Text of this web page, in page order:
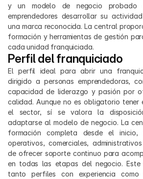
y un modelo de negocio probado
emprendedores desarrollar su
una marca reconocida. La central
formación y herramientas de gestión
cada unidad franquiciada.
Perfil del franquiciado
El perfil ideal para abrir una
dirigido a personas emprendedoras,
capacidad de liderazgo y pasión por
calidad. Aunque no es obligatorio tener
el sector, sí se valora la
adaptarse al modelo de negocio. La
formación completa desde el inicio,
operativos, comerciales,
de ofrecer soporte continuo para
en todas las etapas del negocio. Este
tanto perfiles con experiencia como